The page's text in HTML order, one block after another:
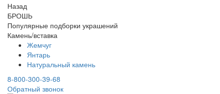
Назад
БРОШЬ
Популярные подборки украшений
Камень/вставка
Жемчуг
Янтарь
Натуральный камень
8-800-300-39-68
Обратный звонок